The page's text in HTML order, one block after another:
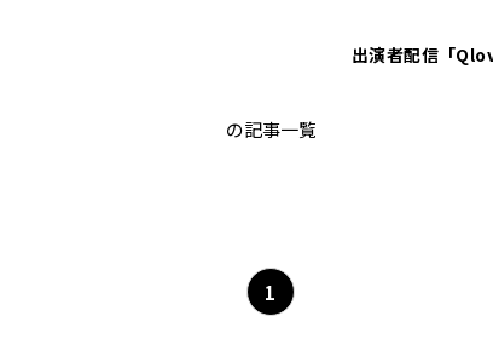
出演者配信「
の記事一覧
1